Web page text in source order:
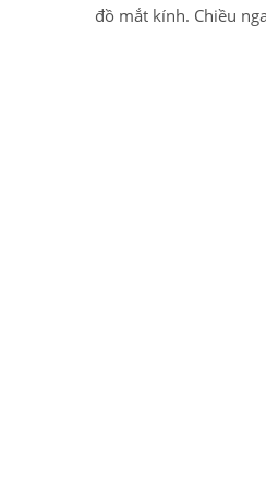
đồ mắt kính. Chiều